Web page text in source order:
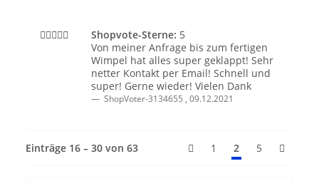
Shopvote-Sterne: 5
Von meiner Anfrage bis zum fertigen
Wimpel hat alles super geklappt! Sehr
netter Kontakt per Email! Schnell und
super! Gerne wieder! Vielen Dank
ShopVoter-3134655 , 09.12.2021
Einträge 16 – 30 von 63 1 2 5